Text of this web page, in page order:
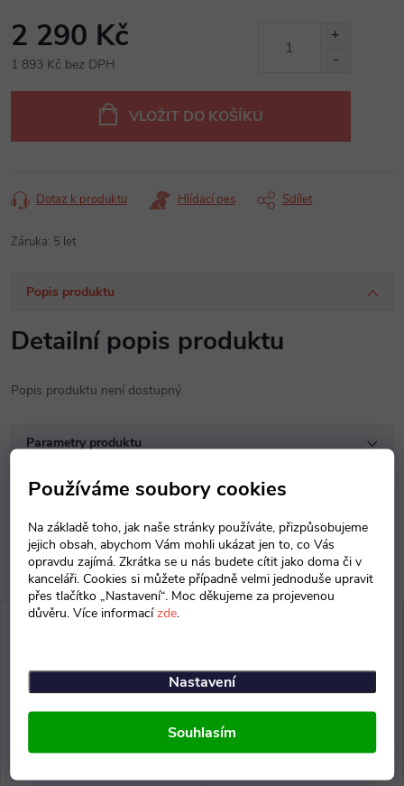
Používáme soubory cookies
Na základě toho, jak naše stránky používáte, přizpůsobujeme
jejich obsah, abychom Vám mohli ukázat jen to, co Vás
opravdu zajímá. Zkrátka se u nás budete cítit jako doma či v
kanceláři. Cookies si můžete případně velmi jednoduše upravit
přes tlačítko „Nastavení“. Moc děkujeme za projevenou
důvěru. Více informacízde.
Nastavení
Souhlasím
2 290 Kč
1 893 Kč bez DPH
VLOŽIT DO KOŠÍKU
Dotaz k produktu Hlídací pes Sdílet
Záruka: 5 let
Popis produktu
Detailní popis produktu
Popis produktu není dostupný
Parametry produktu
Diskuse